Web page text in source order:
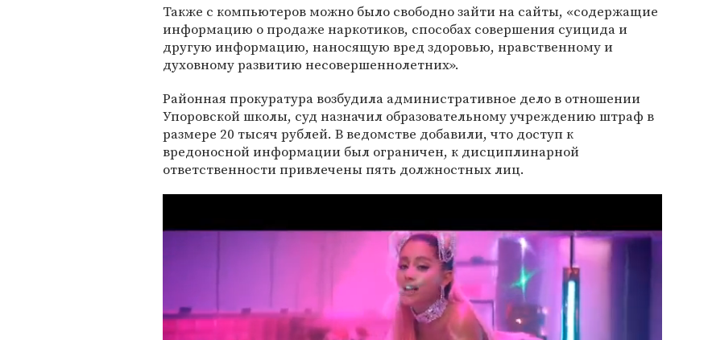
Также с компьютеров можно было свободно зайти на сайты, «содержащие
информацию о продаже наркотиков, способах совершения суицида и
другую информацию, наносящую вред здоровью, нравственному и
духовному развитию несовершеннолетних».
Районная прокуратура возбудила административное дело в отношении
Упоровской школы, суд назначил образовательному учреждению штраф в
размере 20 тысяч рублей. В ведомстве добавили, что доступ к
вредоносной информации был ограничен, к дисциплинарной
ответственности привлечены пять должностных лиц.